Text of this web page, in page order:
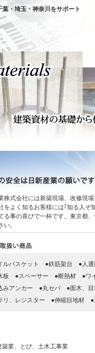
・埼玉・神奈川をサポート
株式会社には新築現場、改修現
をよく知るお客様には｢知る人
る事の喜びで一杯です。東京都
い。
ルバスケット ●鉄筋架台 ●人
板 ●スペーサー ●断熱材 ●ワ
みアンカー ●丸セパ ●面木、
リ、レジスター ●伸縮目地材
築業、とび、土木工事業